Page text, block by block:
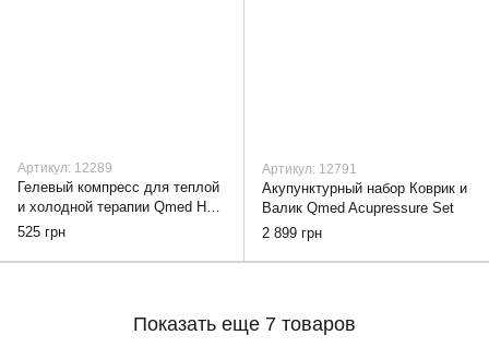
Артикул: 12289
Гелевый компресс для теплой
и холодной терапии Qmed Hot
Cold Pack 10 х 15 см
525 грн
Артикул: 12791
Акупунктурный набор Коврик и
Валик Qmed Acupressure Set
2 899 грн
Показать еще 7 товаров